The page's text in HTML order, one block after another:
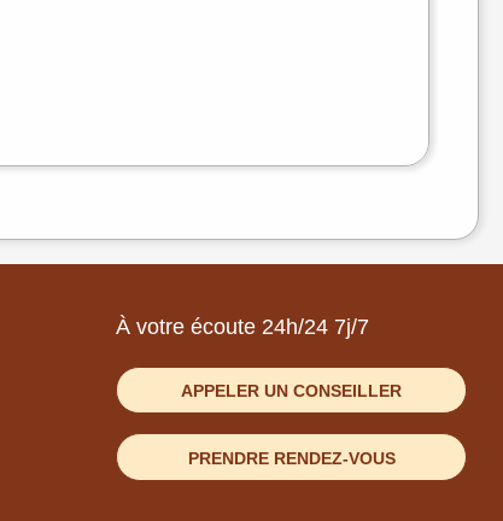
À votre écoute 24h/24 7j/7
APPELER UN CONSEILLER
PRENDRE RENDEZ-VOUS